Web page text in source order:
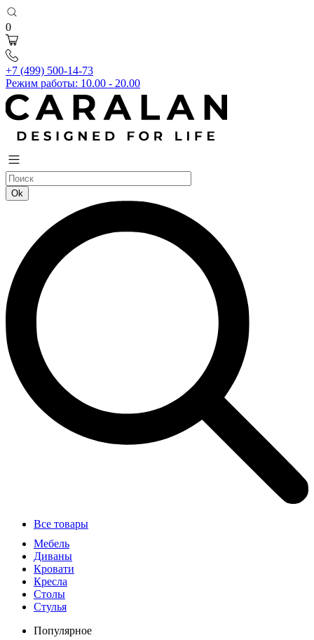
0
+7 (499) 500-14-73
Режим работы: 10.00 - 20.00
Все товары
Мебель
Диваны
Кровати
Кресла
Столы
Стулья
Популярное